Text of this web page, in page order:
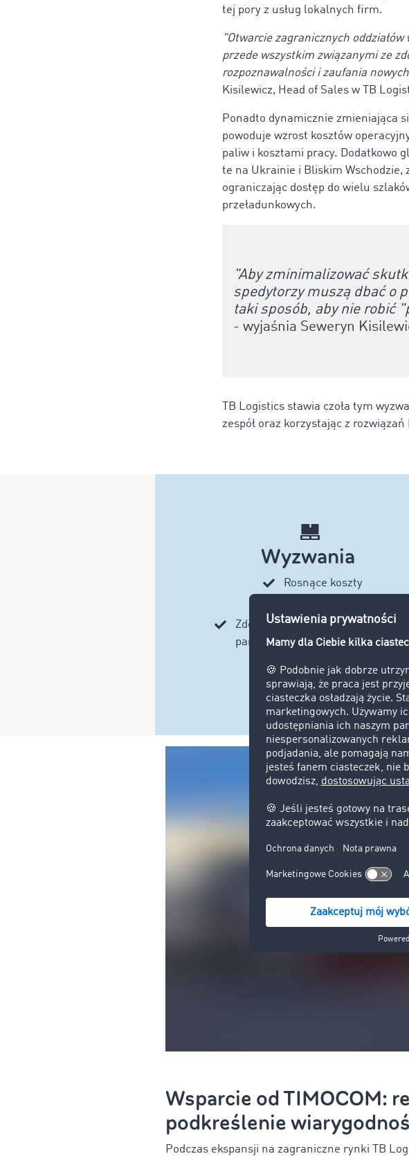
tej pory z usług lokalnych firm.
"Otwarcie zagranicznych
przede wszystkim związanymi ze
rozpoznawalności i zaufania
Kisilewicz, Head of Sales w TB
Ponadto dynamicznie zmieniająca
powoduje wzrost kosztów
paliw i kosztami pracy. Dodatkowo
te na Ukrainie i Bliskim Wschodzie,
ograniczając dostęp do wielu
przeładunkowych.
"Aby zminimalizować
spedytorzy muszą dbać o
taki sposób, aby nie robić
- wyjaśnia Seweryn
TB Logistics stawia czoła tym
zespół oraz korzystając z rozwiązań
Wyzwania
Rosnące koszty
Zdobycie zaufania zagranicznych
partnerów biznesowych
Wsparcie od TIMOCOM:
podkreślenie
Podczas ekspansji na zagraniczne rynki TB